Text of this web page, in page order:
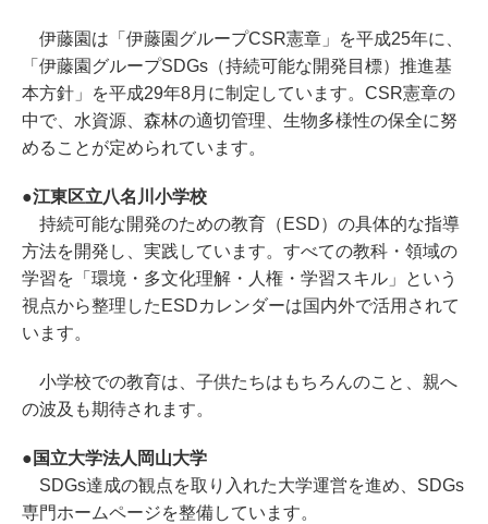
伊藤園は「伊藤園グループCSR憲章」を平成25年に、
「伊藤園グループSDGs（持続可能な開発目標）推進基
本方針」を平成29年8月に制定しています。CSR憲章の
中で、水資源、森林の適切管理、生物多様性の保全に努
めることが定められています。
●江東区立八名川小学校
持続可能な開発のための教育（ESD）の具体的な指導
方法を開発し、実践しています。すべての教科・領域の
学習を「環境・多文化理解・人権・学習スキル」という
視点から整理したESDカレンダーは国内外で活用されて
います。
小学校での教育は、子供たちはもちろんのこと、親へ
の波及も期待されます。
●国立大学法人岡山大学
SDGs達成の観点を取り入れた大学運営を進め、SDGs
専門ホームページを整備しています。